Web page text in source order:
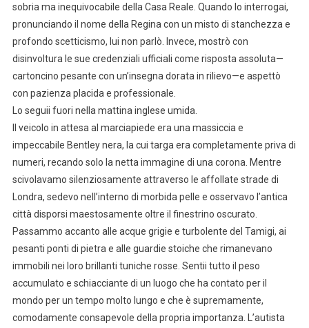
sobria ma inequivocabile della Casa Reale. Quando lo interrogai,
pronunciando il nome della Regina con un misto di stanchezza e
profondo scetticismo, lui non parlò. Invece, mostrò con
disinvoltura le sue credenziali ufficiali come risposta assoluta—
cartoncino pesante con un’insegna dorata in rilievo—e aspettò
con pazienza placida e professionale.
Lo seguii fuori nella mattina inglese umida.
Il veicolo in attesa al marciapiede era una massiccia e
impeccabile Bentley nera, la cui targa era completamente priva di
numeri, recando solo la netta immagine di una corona. Mentre
scivolavamo silenziosamente attraverso le affollate strade di
Londra, sedevo nell’interno di morbida pelle e osservavo l’antica
città disporsi maestosamente oltre il finestrino oscurato.
Passammo accanto alle acque grigie e turbolente del Tamigi, ai
pesanti ponti di pietra e alle guardie stoiche che rimanevano
immobili nei loro brillanti tuniche rosse. Sentii tutto il peso
accumulato e schiacciante di un luogo che ha contato per il
mondo per un tempo molto lungo e che è supremamente,
comodamente consapevole della propria importanza. L’autista